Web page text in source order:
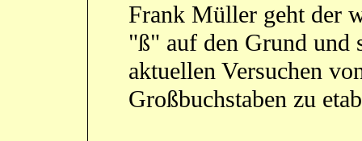
Frank Müller geht der
"ß" auf den Grund und
aktuellen Versuchen
Großbuchstaben zu